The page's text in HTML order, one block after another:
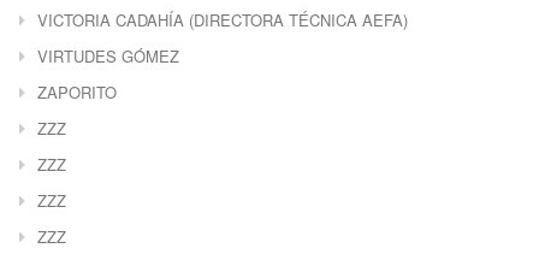
VICTORIA CADAHÍA (DIRECTORA TÉCNICA AEFA)
VIRTUDES GÓMEZ
ZAPORITO
ZZZ
ZZZ
ZZZ
ZZZ